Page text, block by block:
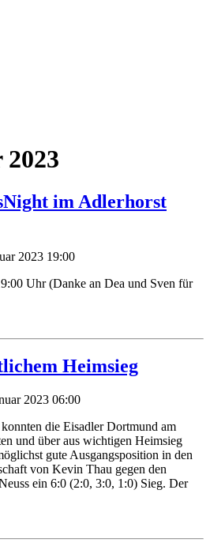
im Adlerhorst
2023 19:00
Uhr (Danke an Dea und Sven für
Heimsieg
2023 06:00
die Eisadler Dortmund am
und über aus wichtigen Heimsieg
gute Ausgangsposition in den
von Kevin Thau gegen den
ein 6:0 (2:0, 3:0, 1:0) Sieg. Der